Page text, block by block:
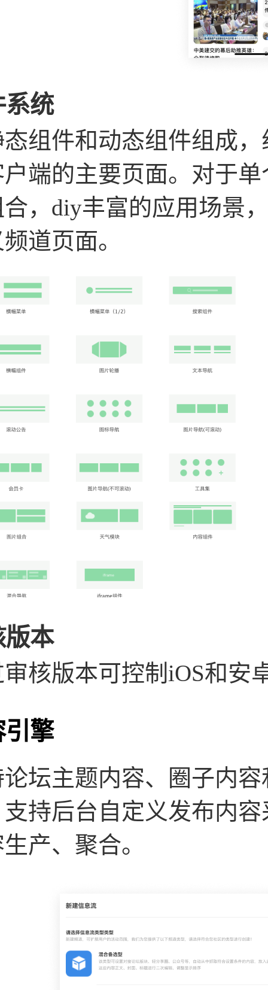
系统
组件和动态组件组成
端的主要页面。对于
，diy丰富的应用场景
道页面。
版本
核版本可控制iOS和安
引擎
坛主题内容、圈子内
持后台自定义发布内
产、聚合。